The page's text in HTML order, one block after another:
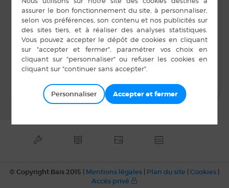
LIEU
Salle Unisson
Voir le site Organisateur
Atelier le soleil a RDV avec la lune
© Copyright Bais 2015 | Mentions légales | Plan du site | Cookies |
Accès privé
Personnaliser